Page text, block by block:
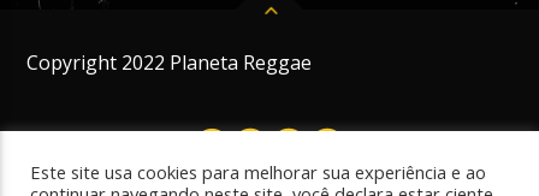
Copyright 2022 Planeta Reggae
Este site usa cookies para melhorar sua experiência e ao